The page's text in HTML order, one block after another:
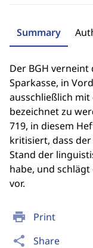
print Print
share Share
Summary
Der BGH
Sparkasse, in
ausschließlich
bezeichnet zu
719, in diesem
kritisiert, dass
Stand der
habe, und
vor.